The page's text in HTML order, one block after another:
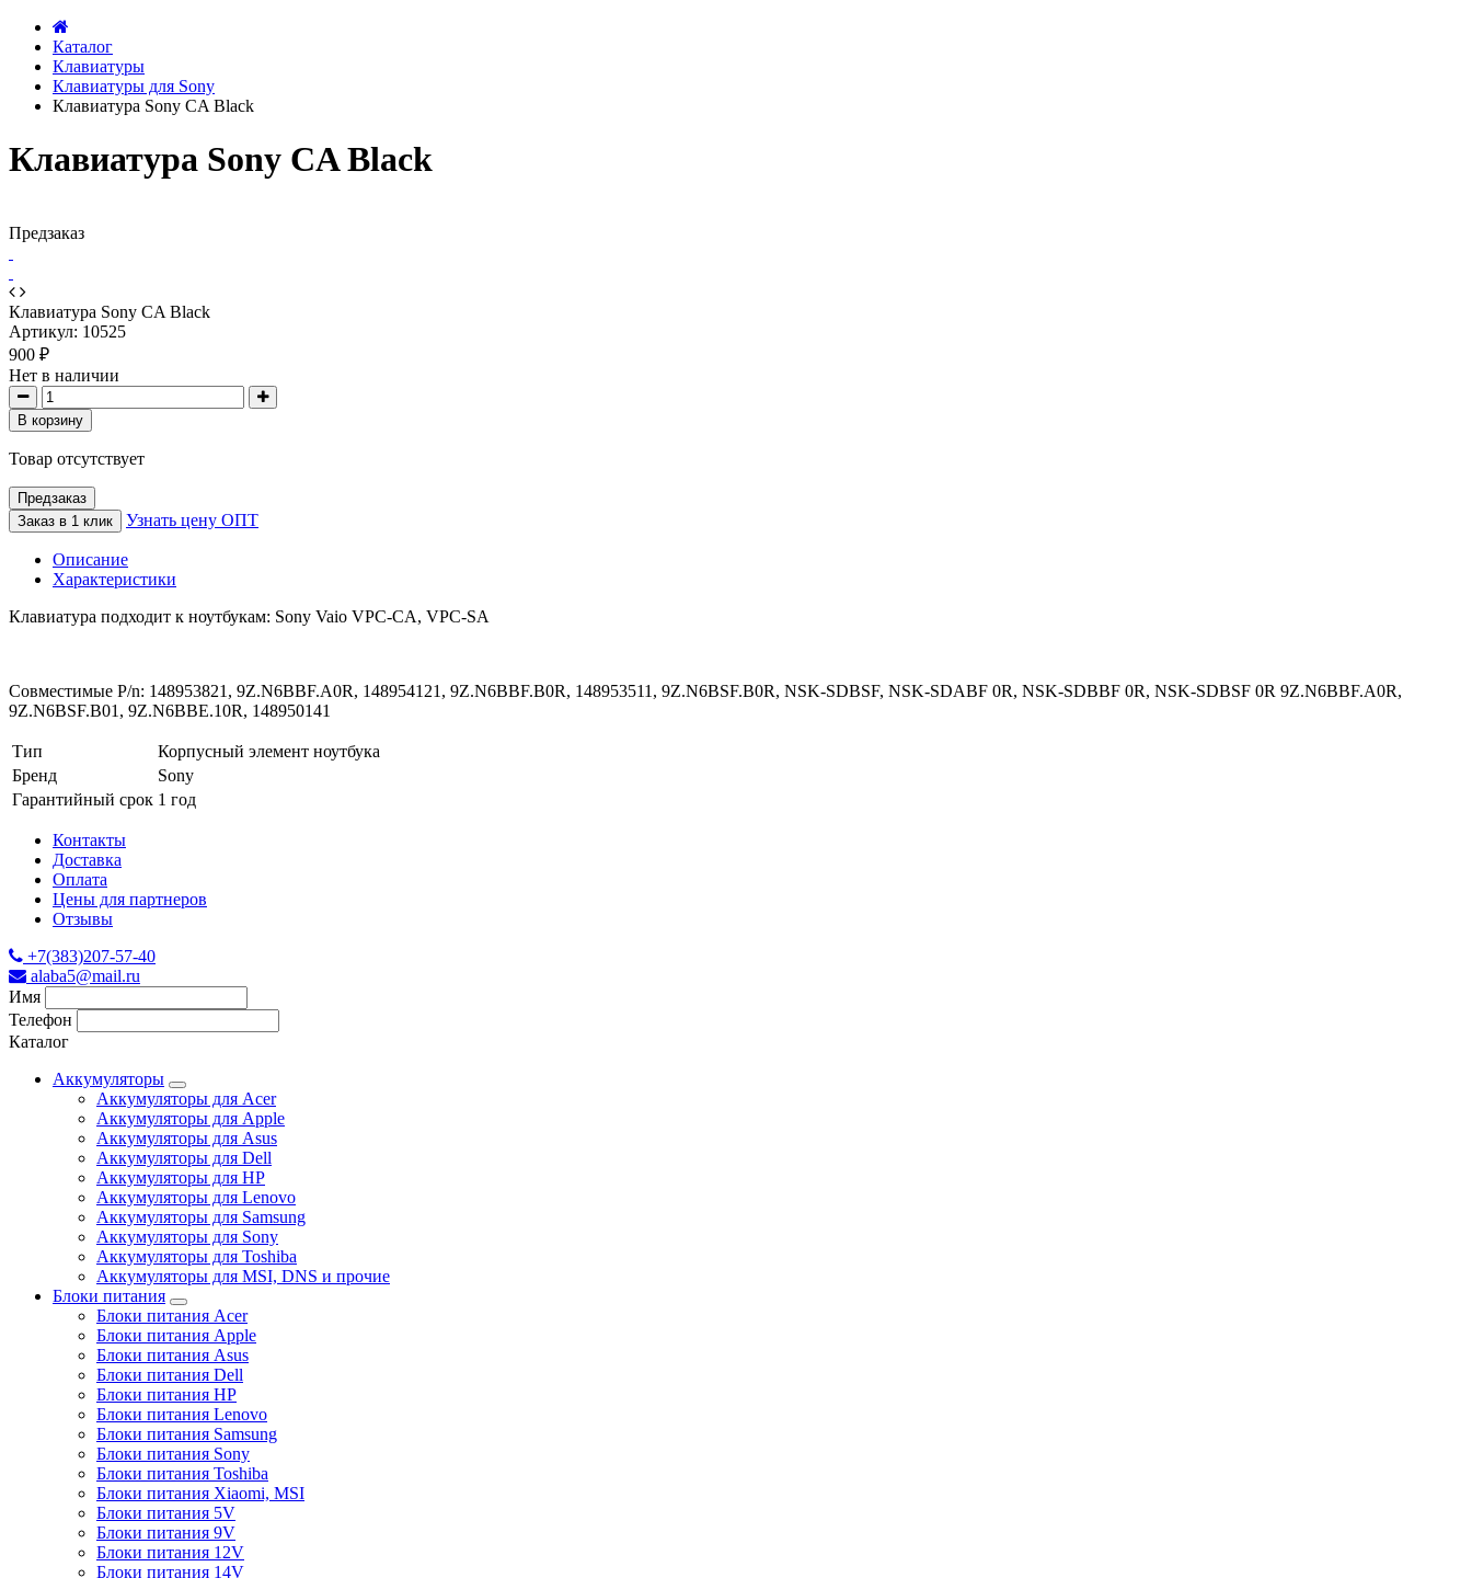
Каталог
Клавиатуры
Клавиатуры для Sony
Клавиатура Sony CA Black
Клавиатура Sony CA Black
Предзаказ
Клавиатура Sony CA Black
Артикул: 10525
900 ₽
Нет в наличии
В корзину
Товар отсутствует
Предзаказ
Заказ в 1 клик
Узнать цену ОПТ
Описание
Характеристики
Клавиатура подходит к ноутбукам: Sony Vaio VPC-CA, VPC-SA
Совместимые P/n: 148953821, 9Z.N6BBF.A0R, 148954121, 9Z.N6BBF.B0R, 148953511, 9Z.N6BSF.B0R, NSK-SDBSF, NSK-SDABF 0R, NSK-SDBBF 0R, NSK-SDBSF 0R 9Z.N6BBF.A0R,
9Z.N6BSF.B01, 9Z.N6BBE.10R, 148950141
Тип
Корпусный элемент ноутбука
Бренд
Sony
Гарантийный срок 1 год
Контакты
Доставка
Оплата
Цены для партнеров
Отзывы
+7(383)207-57-40
alaba5@mail.ru
Имя
Телефон
Каталог
Аккумуляторы
Аккумуляторы для Acer
Аккумуляторы для Apple
Аккумуляторы для Asus
Аккумуляторы для Dell
Аккумуляторы для HP
Аккумуляторы для Lenovo
Аккумуляторы для Samsung
Аккумуляторы для Sony
Аккумуляторы для Toshiba
Аккумуляторы для MSI, DNS и прочие
Блоки питания
Блоки питания Acer
Блоки питания Apple
Блоки питания Asus
Блоки питания Dell
Блоки питания HP
Блоки питания Lenovo
Блоки питания Samsung
Блоки питания Sony
Блоки питания Toshiba
Блоки питания Xiaomi, MSI
Блоки питания 5V
Блоки питания 9V
Блоки питания 12V
Блоки питания 14V